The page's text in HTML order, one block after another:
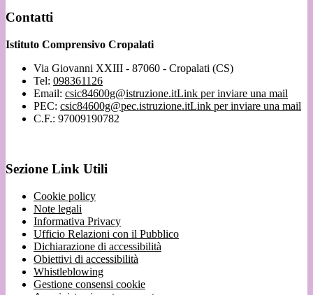
Contatti
Istituto Comprensivo Cropalati
Via Giovanni XXIII - 87060 - Cropalati (CS)
Tel: 098361126
Email: csic84600g@istruzione.itLink per inviare una mail
PEC: csic84600g@pec.istruzione.itLink per inviare una mail
C.F.: 97009190782
Sezione Link Utili
Cookie policy
Note legali
Informativa Privacy
Ufficio Relazioni con il Pubblico
Dichiarazione di accessibilità
Obiettivi di accessibilità
Whistleblowing
Gestione consensi cookie